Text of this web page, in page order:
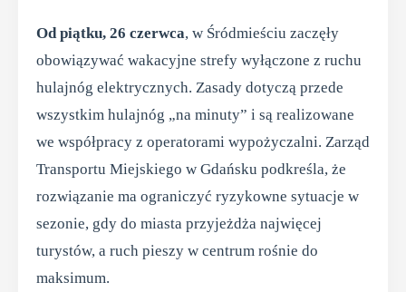
Od piątku, 26 czerwca, w Śródmieściu zaczęły
obowiązywać wakacyjne strefy wyłączone z ruchu
hulajnóg elektrycznych. Zasady dotyczą przede
wszystkim hulajnóg „na minuty” i są realizowane
we współpracy z operatorami wypożyczalni. Zarząd
Transportu Miejskiego w Gdańsku podkreśla, że
rozwiązanie ma ograniczyć ryzykowne sytuacje w
sezonie, gdy do miasta przyjeżdża najwięcej
turystów, a ruch pieszy w centrum rośnie do
maksimum.